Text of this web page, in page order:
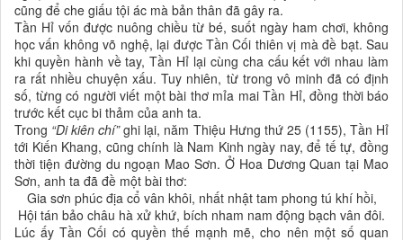
cũng để che giấu tội ác mà bản thân đã gây ra.
Tần Hỉ vốn được nuông chiều từ bé, suốt ngày ham chơi, không
học vấn không võ nghệ, lại được Tần Cối thiên vị mà đề bạt. Sau
khi quyền hành về tay, Tần Hỉ lại cùng cha cấu kết với nhau làm
ra rất nhiều chuyện xấu. Tuy nhiên, từ trong vô minh đã có định
số, từng có người viết một bài thơ mỉa mai Tần Hỉ, đồng thời báo
trước kết cục bi thảm của anh ta.
Trong “Di kiên chí”ghi lại, năm Thiệu Hưng thứ 25 (1155), Tần Hỉ
tới Kiến Khang, cũng chính là Nam Kinh ngày nay, để tế tự, đồng
thời tiện đường du ngoạn Mao Sơn. Ở Hoa Dương Quan tại Mao
Sơn, anh ta đã đề một bài thơ:
Gia sơn phúc địa cổ vân khôi, nhất nhật tam phong tú khí hồi,
Hội tán bảo châu hà xử khứ, bích nham nam động bạch vân đôi.
Lúc ấy Tần Cối có quyền thế mạnh mẽ, cho nên một số quan